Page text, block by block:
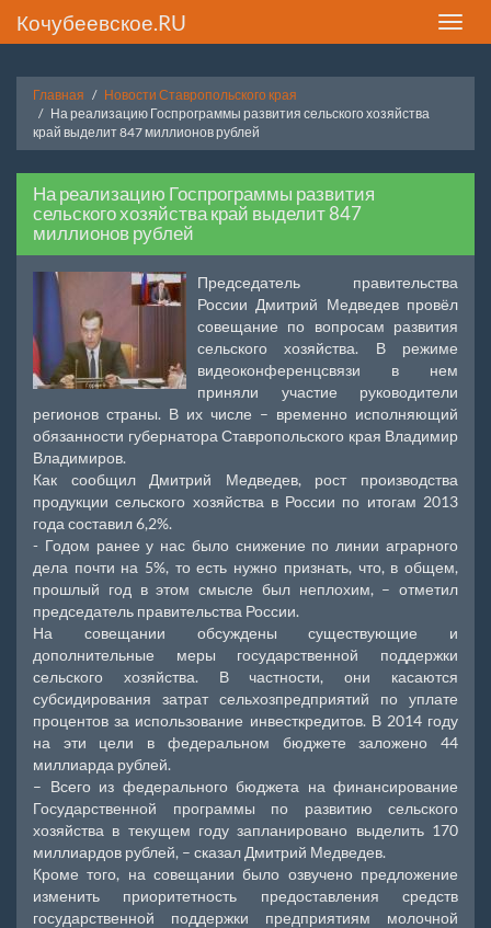
Toggle
Кочубеевское.RU
Главная
Новости Ставропольского края
На реализацию Госпрограммы развития сельского хозяйства
край выделит 847 миллионов рублей
На реализацию Госпрограммы развития
сельского хозяйства край выделит 847
миллионов рублей
Председатель правительства
России Дмитрий Медведев провёл
совещание по вопросам развития
сельского хозяйства. В режиме
видеоконференцсвязи в нем
приняли участие руководители
регионов страны. В их числе – временно исполняющий
обязанности губернатора Ставропольского края Владимир
Владимиров.
Как сообщил Дмитрий Медведев, рост производства
продукции сельского хозяйства в России по итогам 2013
года составил 6,2%.
- Годом ранее у нас было снижение по линии аграрного
дела почти на 5%, то есть нужно признать, что, в общем,
прошлый год в этом смысле был неплохим, – отметил
председатель правительства России.
На совещании обсуждены существующие и
дополнительные меры государственной поддержки
сельского хозяйства. В частности, они касаются
субсидирования затрат сельхозпредприятий по уплате
процентов за использование инвесткредитов. В 2014 году
на эти цели в федеральном бюджете заложено 44
миллиарда рублей.
– Всего из федерального бюджета на финансирование
Государственной программы по развитию сельского
хозяйства в текущем году запланировано выделить 170
миллиардов рублей, – сказал Дмитрий Медведев.
Кроме того, на совещании было озвучено предложение
изменить приоритетность предоставления средств
государственной поддержки предприятиям молочной